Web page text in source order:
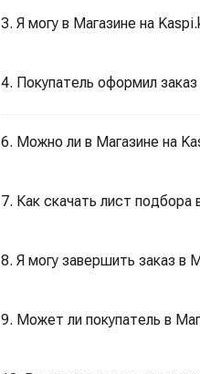
3. Я могу в Магазине на
4. Покупатель оформил
6. Можно ли в Магазине на
7. Как скачать лист подбора
8. Я могу завершить заказ в
9. Может ли покупатель в